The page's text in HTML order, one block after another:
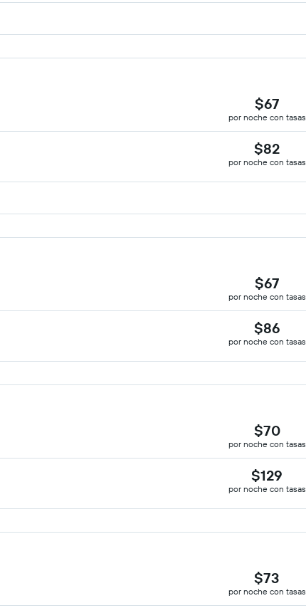
$67
por noche con tasas
$82
por noche con tasas
$67
por noche con tasas
$86
por noche con tasas
$70
por noche con tasas
$129
por noche con tasas
$73
por noche con tasas